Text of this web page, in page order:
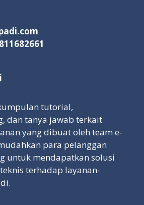
tutorial,
dan tanya jawab terkait
yang dibuat oleh team e-
para pelanggan
untuk mendapatkan solusi
terhadap layanan-